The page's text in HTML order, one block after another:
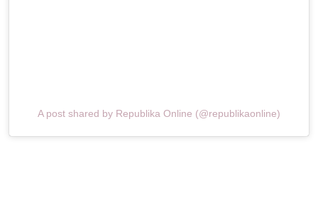
A post shared by Republika Online (@republikaonline)